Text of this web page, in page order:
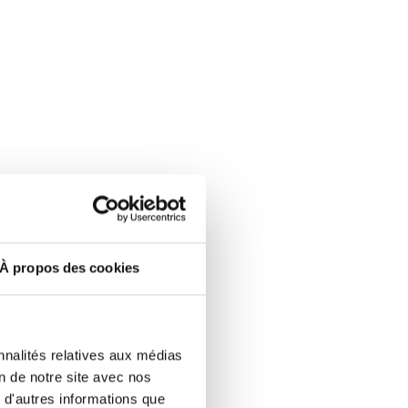
À propos des cookies
relatives aux médias
de notre site avec nos
informations que
aide, excepté la fonction
plafonnée à 25 000